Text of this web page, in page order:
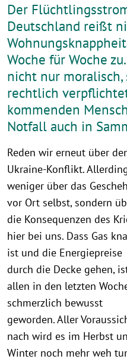
Der
Deutschland reißt
Woche für Woche
nicht nur moralisch,
rechtlich
kommenden
Notfall auch in
Reden wir erneut über
Ukraine-Konflikt.
weniger über das
vor Ort selbst, sondern
die Konsequenzen des
hier bei uns. Dass Gas
ist und die Energiepreise
durch die Decke gehen,
allen in den letzten
schmerzlich bewusst
geworden. Aller
nach wird es im Herbst
Winter noch mehr weh